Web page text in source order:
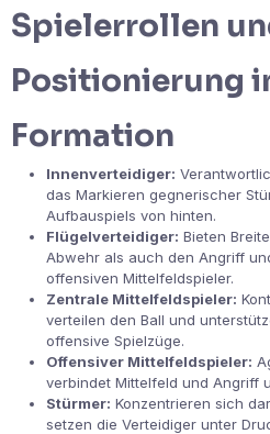
Spielerrollen
Positionierung
Formation
Innenverteidiger:
das Markieren gegnerischer
Aufbauspiels von hinten.
Flügelverteidiger: Bieten
Abwehr als auch den Angriff
offensiven Mittelfeldspieler.
Zentrale Mittelfeldspieler:
verteilen den Ball und
offensive Spielzüge.
Offensiver Mittelfeldspieler:
verbindet Mittelfeld und Angriff
Stürmer: Konzentrieren sich
setzen die Verteidiger unter